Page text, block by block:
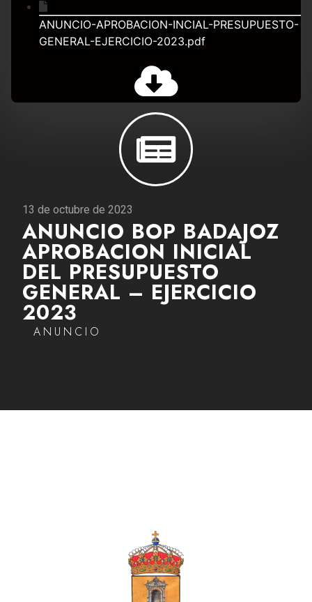
13 de octubre de 2023
ANUNCIO BOP BADAJOZ
APROBACION INICIAL
DEL PRESUPUESTO
GENERAL – EJERCICIO
2023
ANUNCIO
ANUNCIO-APROBACION-INCIAL-PRESUPUESTO-
GENERAL-EJERCICIO-2023.pdf